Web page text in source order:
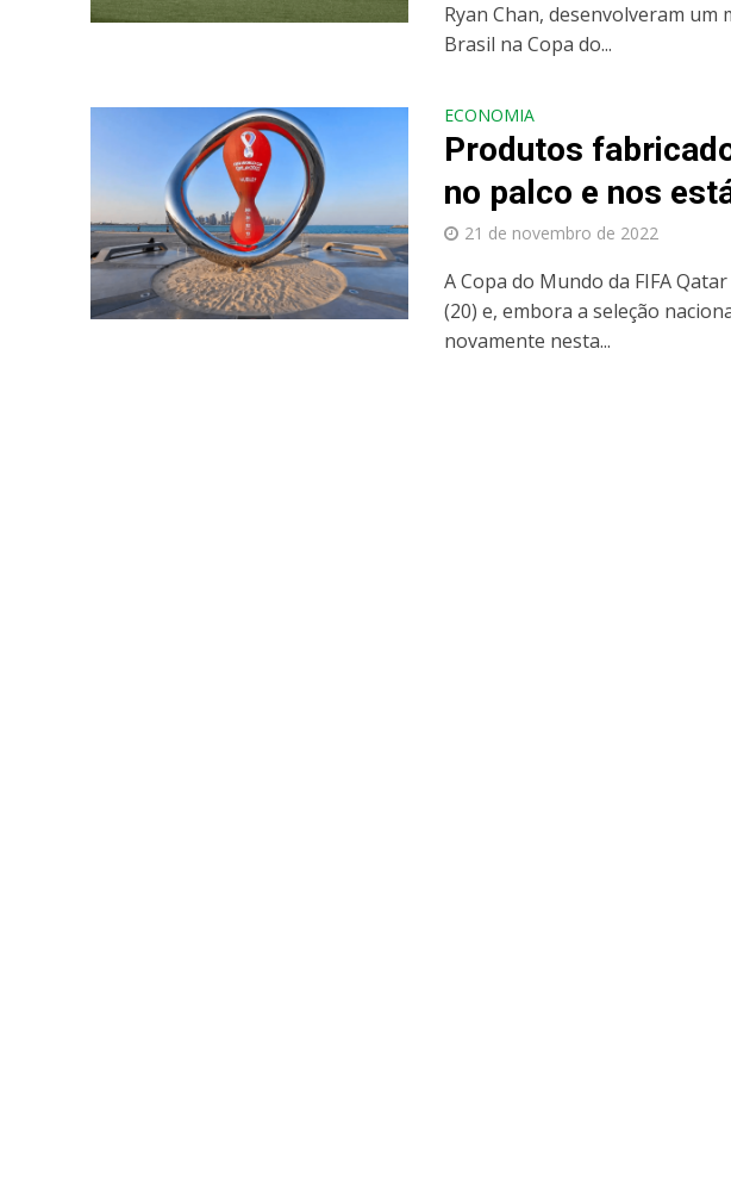
Ryan Chan, desenvolveram
Brasil na Copa do...
ECONOMIA
Produtos
no palco e nos
21 de novembro de 2022
A Copa do Mundo da FIFA
(20) e, embora a seleção
novamente nesta...